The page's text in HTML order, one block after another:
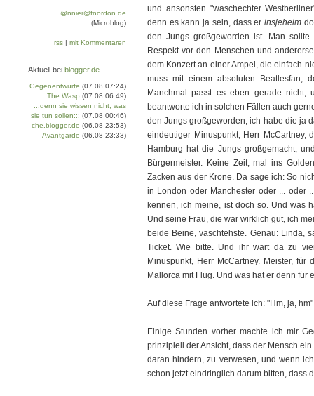
und ansonsten "waschechter
denn es kann ja sein, dass er insjeheim
den Jungs großgeworden ist. Man
Respekt vor den Menschen und
dem Konzert an einer Ampel, die einfach
muss mit einem absoluten Beatlesfan,
Manchmal passt es eben gerade
beantworte ich in solchen Fällen auch
den Jungs großgeworden, ich habe die ja
eindeutiger Minuspunkt, Herr McCartney,
Hamburg hat die Jungs großgemacht,
Bürgermeister. Keine Zeit, mal ins
Zacken aus der Krone. Da sage ich: So
in London oder Manchester oder ... oder
kennen, ich meine, ist doch so. Und was
Und seine Frau, die war wirklich gut, ich
beide Beine, vaschtehste. Genau: Linda,
Ticket. Wie bitte. Und ihr wart da zu
Minuspunkt, Herr McCartney. Meister,
Mallorca mit Flug. Und was hat er denn für
Auf diese Frage antwortete ich: "Hm, ja,
Einige Stunden vorher machte ich mir
prinzipiell der Ansicht, dass der Mensch
daran hindern, zu verwesen, und wenn
schon jetzt eindringlich darum bitten, dass
@nnier@fnordon.de
(Microblog)
rss | mit Kommentaren
Aktuell bei blogger.de
Gegenentwürfe (07.08 07:24)
The Wasp (07.08 06:49)
:::denn sie wissen nicht, was
sie tun sollen::: (07.08 00:46)
che.blogger.de (06.08 23:53)
Avantgarde (06.08 23:33)